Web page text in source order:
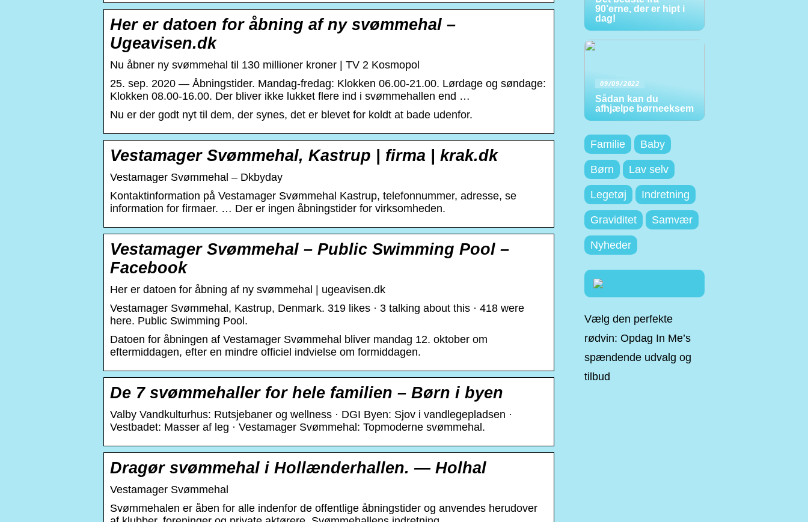
Her er datoen for åbning af ny svømmehal –
Ugeavisen.dk
Nu åbner ny svømmehal til 130 millioner kroner | TV 2 Kosmopol
25. sep. 2020 — Åbningstider. Mandag-fredag: Klokken 06.00-21.00. Lørdage og søndage:
Klokken 08.00-16.00. Der bliver ikke lukket flere ind i svømmehallen end …
Nu er der godt nyt til dem, der synes, det er blevet for koldt at bade udenfor.
Vestamager Svømmehal, Kastrup | firma | krak.dk
Vestamager Svømmehal – Dkbyday
Kontaktinformation på Vestamager Svømmehal Kastrup, telefonnummer, adresse, se
information for firmaer. … Der er ingen åbningstider for virksomheden.
Vestamager Svømmehal – Public Swimming Pool –
Facebook
Her er datoen for åbning af ny svømmehal | ugeavisen.dk
Vestamager Svømmehal, Kastrup, Denmark. 319 likes · 3 talking about this · 418 were
here. Public Swimming Pool.
Datoen for åbningen af Vestamager Svømmehal bliver mandag 12. oktober om
eftermiddagen, efter en mindre officiel indvielse om formiddagen.
De 7 svømmehaller for hele familien – Børn i byen
Valby Vandkulturhus: Rutsjebaner og wellness · DGI Byen: Sjov i vandlegepladsen ·
Vestbadet: Masser af leg · Vestamager Svømmehal: Topmoderne svømmehal.
Dragør svømmehal i Hollænderhallen. — Holhal
Vestamager Svømmehal
Svømmehalen er åben for alle indenfor de offentlige åbningstider og anvendes herudover
90’erne, der er hipt i
dag!
09/09/2022
Sådan kan du
afhjælpe børneeksem
Familie Baby
Børn Lav selv
Legetøj Indretning
Graviditet Samvær
Nyheder
Vælg den perfekte
rødvin: Opdag In Me’s
spændende udvalg og
tilbud